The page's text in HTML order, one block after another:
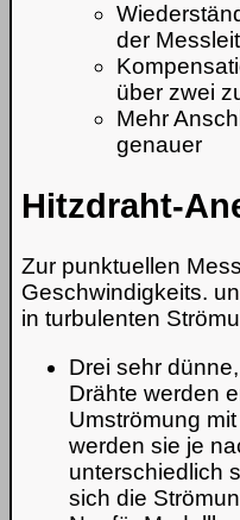
der
über zwei
Mehr
genauer
Hitzdraht-
Zur punktuellen
Geschwindigkeits.
in turbulenten
Drei sehr
Drähte werden
Umströmung
werden sie je
unterschiedlich
sich die